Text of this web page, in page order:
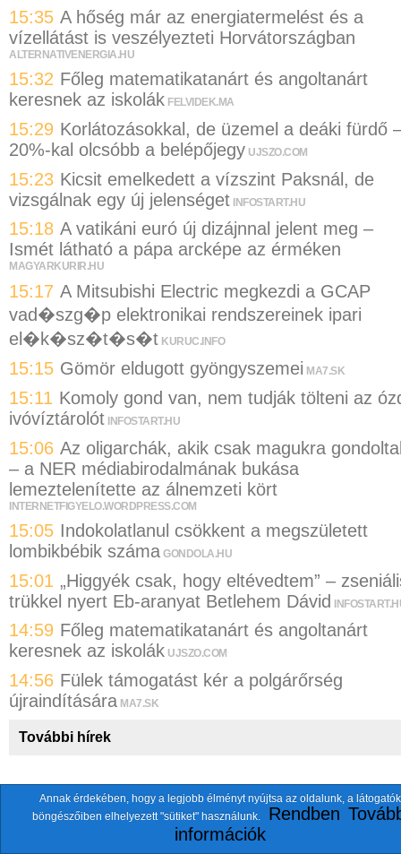
15:35 A hőség már az energiatermelést és a
vízellátást is veszélyezteti Horvátországban
ALTERNATIVENERGIA.HU
15:32 Főleg matematikatanárt és angoltanárt
keresnek az iskolák FELVIDEK.MA
15:29 Korlátozásokkal, de üzemel a deáki fürdő
20%-kal olcsóbb a belépőjegy UJSZO.COM
15:23 Kicsit emelkedett a vízszint Paksnál, de
vizsgálnak egy új jelenséget INFOSTART.HU
15:18 A vatikáni euró új dizájnnal jelent meg –
Ismét látható a pápa arcképe az érméken
MAGYARKURIR.HU
15:17 A Mitsubishi Electric megkezdi a GCAP
vad�szg�p elektronikai rendszereinek ipari
el�k�sz�t�s�t KURUC.INFO
15:15 Gömör eldugott gyöngyszemei MA7.SK
15:11 Komoly gond van, nem tudják tölteni az
ivóvíztárolót INFOSTART.HU
15:06 Az oligarchák, akik csak magukra
– a NER médiabirodalmának bukása
lemeztelenítette az álnemzeti kört
INTERNETFIGYELO.WORDPRESS.COM
15:05 Indokolatlanul csökkent a megszületett
lombikbébik száma GONDOLA.HU
15:01 „Higgyék csak, hogy eltévedtem” –
trükkel nyert Eb-aranyat Betlehem Dávid
14:59 Főleg matematikatanárt és angoltanárt
keresnek az iskolák UJSZO.COM
14:56 Fülek támogatást kér a polgárőrség
újraindítására MA7.SK
További hírek
A fentiekkel együtt összesen118 oldaltszemlézünk.
© 2026 Nemzeti.net - E-mail:ten.itezmen@itezmen
Annak érdekében, hogy a legjobb élményt nyújtsa az oldalunk, a látogatók
böngészőiben elhelyezett "sütiket" használunk.
Rendben
információk